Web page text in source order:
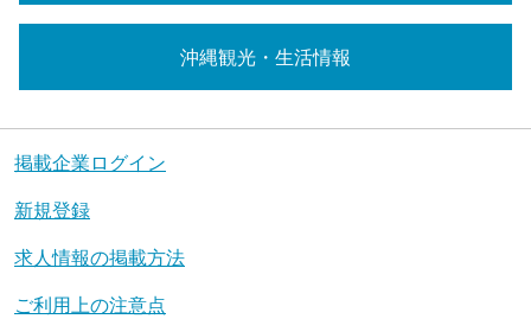
沖縄観光・生活情報
掲載企業ログイン
新規登録
求人情報の掲載方法
ご利用上の注意点